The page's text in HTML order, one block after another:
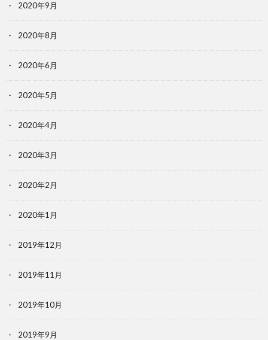
2020年9月
2020年8月
2020年6月
2020年5月
2020年4月
2020年3月
2020年2月
2020年1月
2019年12月
2019年11月
2019年10月
2019年9月